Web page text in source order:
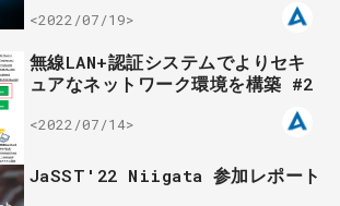
<2022/07/19>
無線LAN+認証システムでよりセキ
ュアなネットワーク環境を構築 #2
<2022/07/14>
JaSST'22 Niigata 参加レポート